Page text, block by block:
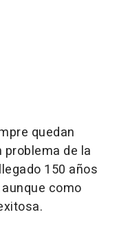
quedan
de la
150 años
como